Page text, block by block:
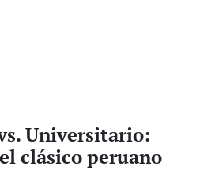
Universitario:
clásico peruano